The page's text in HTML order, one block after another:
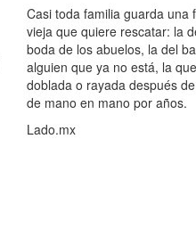
Casi toda familia guarda una
vieja que quiere rescatar: la
boda de los abuelos, la del
alguien que ya no está, la
doblada o rayada después
de mano en mano por años.
Lado.mx